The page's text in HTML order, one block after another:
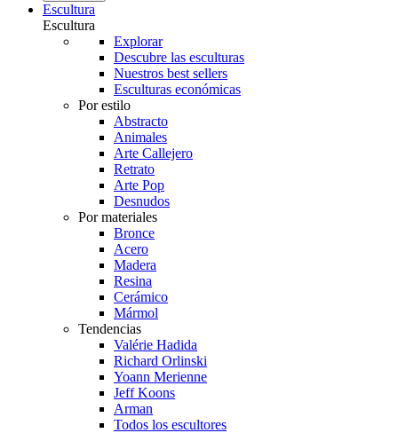
Escultura
Escultura
Explorar
Descubre las esculturas
Nuestros best sellers
Esculturas económicas
Por estilo
Abstracto
Animales
Arte Callejero
Retrato
Arte Pop
Desnudos
Por materiales
Bronce
Acero
Madera
Resina
Cerámico
Mármol
Tendencias
Valérie Hadida
Richard Orlinski
Yoann Merienne
Jeff Koons
Arman
Todos los escultores